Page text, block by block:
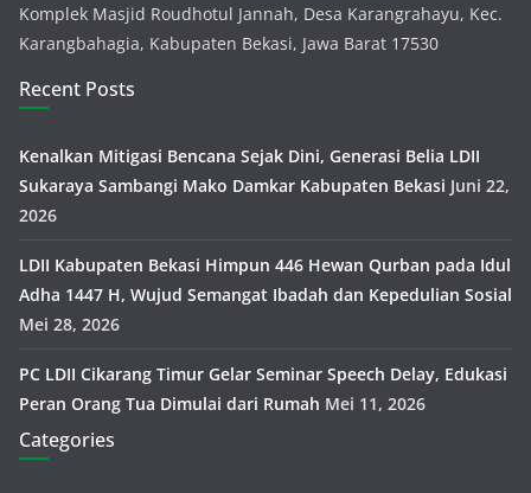
Komplek Masjid Roudhotul Jannah, Desa Karangrahayu, Kec.
Karangbahagia, Kabupaten Bekasi, Jawa Barat 17530
Recent Posts
Kenalkan Mitigasi Bencana Sejak Dini, Generasi Belia LDII
Sukaraya Sambangi Mako Damkar Kabupaten Bekasi Juni 22,
2026
LDII Kabupaten Bekasi Himpun 446 Hewan Qurban pada Idul
Adha 1447 H, Wujud Semangat Ibadah dan Kepedulian Sosial
Mei 28, 2026
PC LDII Cikarang Timur Gelar Seminar Speech Delay, Edukasi
Peran Orang Tua Dimulai dari Rumah Mei 11, 2026
Categories